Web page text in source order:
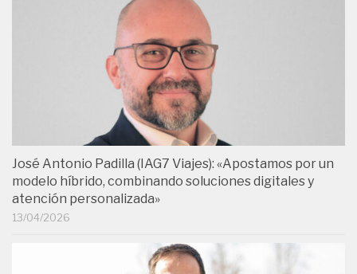
José Antonio Padilla (IAG7 Viajes): «Apostamos por un
modelo híbrido, combinando soluciones digitales y
atención personalizada»
13/04/2026